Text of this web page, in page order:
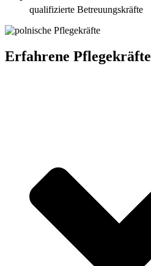
qualifizierte Betreuungskräfte
Erfahrene Pflegekräfte